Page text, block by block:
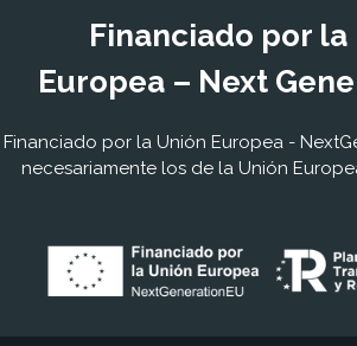
Financiado por la
Europea – Next
Financiado por la Unión Europea -
necesariamente los de la Unión